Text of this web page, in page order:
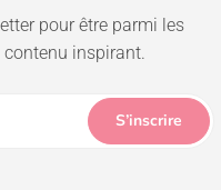
pour être parmi les
inspirant.
S’inscrire